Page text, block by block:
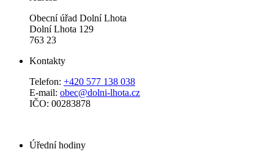
Obecní úřad Dolní Lhota
Dolní Lhota 129
763 23
Kontakty
Telefon: +420 577 138 038
E-mail: obec@dolni-lhota.cz
IČO: 00283878
Úřední hodiny